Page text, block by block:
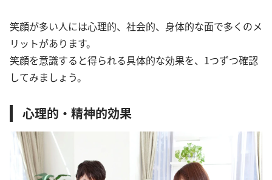
笑顔が多い人には心理的、社会的、身体的な面で多くのメ
リットがあります。
笑顔を意識すると得られる具体的な効果を、1つずつ確認
してみましょう。
心理的・精神的効果